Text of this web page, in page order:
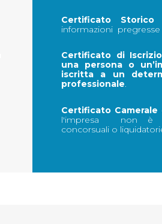
Certificato Storico
informazioni pregresse
Certificato di
una persona o
iscritta a un
professionale.
Certificato
l'impresa non è
concorsuali o